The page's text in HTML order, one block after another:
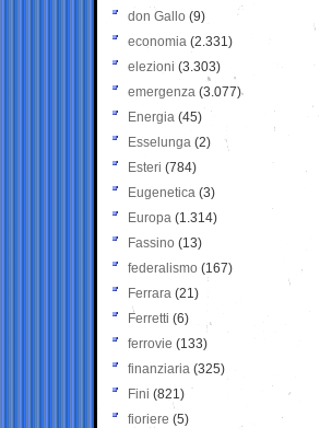
don Gallo (9)
economia (2.331)
elezioni (3.303)
emergenza (3.077)
Energia (45)
Esselunga (2)
Esteri (784)
Eugenetica (3)
Europa (1.314)
Fassino (13)
federalismo (167)
Ferrara (21)
Ferretti (6)
ferrovie (133)
finanziaria (325)
Fini (821)
fioriere (5)